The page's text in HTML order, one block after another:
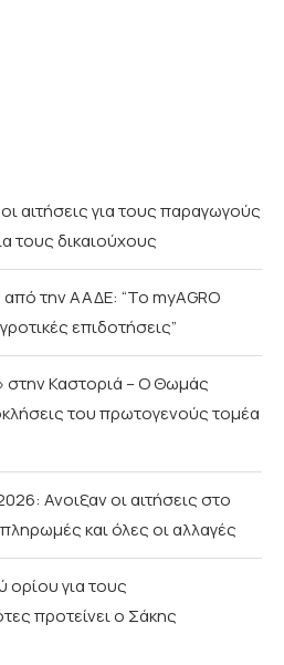
αιτήσεις για τους παραγωγούς
τους δικαιούχους
την ΑΑΔΕ: “Το myAGRO
επιδοτήσεις”
Καστοριά – Ο Θωμάς
του πρωτογενούς τομέα
Ανοιξαν οι αιτήσεις στο
και όλες οι αλλαγές
ορίου για τους
προτείνει ο Σάκης